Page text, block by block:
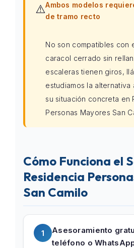
⚠️Ambos modelos
de tramo recto
No son compatibles con
caracol cerrado sin
escaleras tienen giros,
estudiamos la alternativa
su situación concreta en
Personas Mayores San
Cómo Funciona el
Residencia
San Camilo
1
Asesoramiento
teléfono o